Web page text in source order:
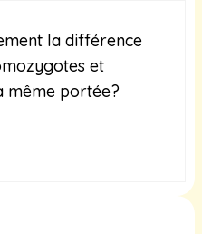
la différence
et
même portée?